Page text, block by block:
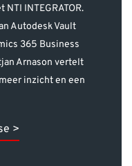
INTEGRATOR.
Autodesk Vault
365 Business
Arnason vertelt
inzicht en een
>